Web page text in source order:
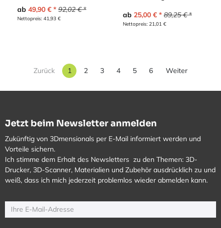
ab 49,90 € 92,02€
Nettopreis: 41,93 € ab 25,00€ 89,25€
Nettopreis: 21,01 €
Zurück 1 2 3 4 5 6 Weiter
Jetzt beim Newsletter anmelden
Zukünftig von 3Dmensionals per E-Mail informiert werden und
Vorteile sichern.
Ich stimme dem Erhalt des Newsletters zu den Themen: 3D-
Drucker, 3D-Scanner, Materialien und Zubehör ausdrücklich zu und
weiß, dass ich mich jederzeit problemlos wieder abmelden kann.